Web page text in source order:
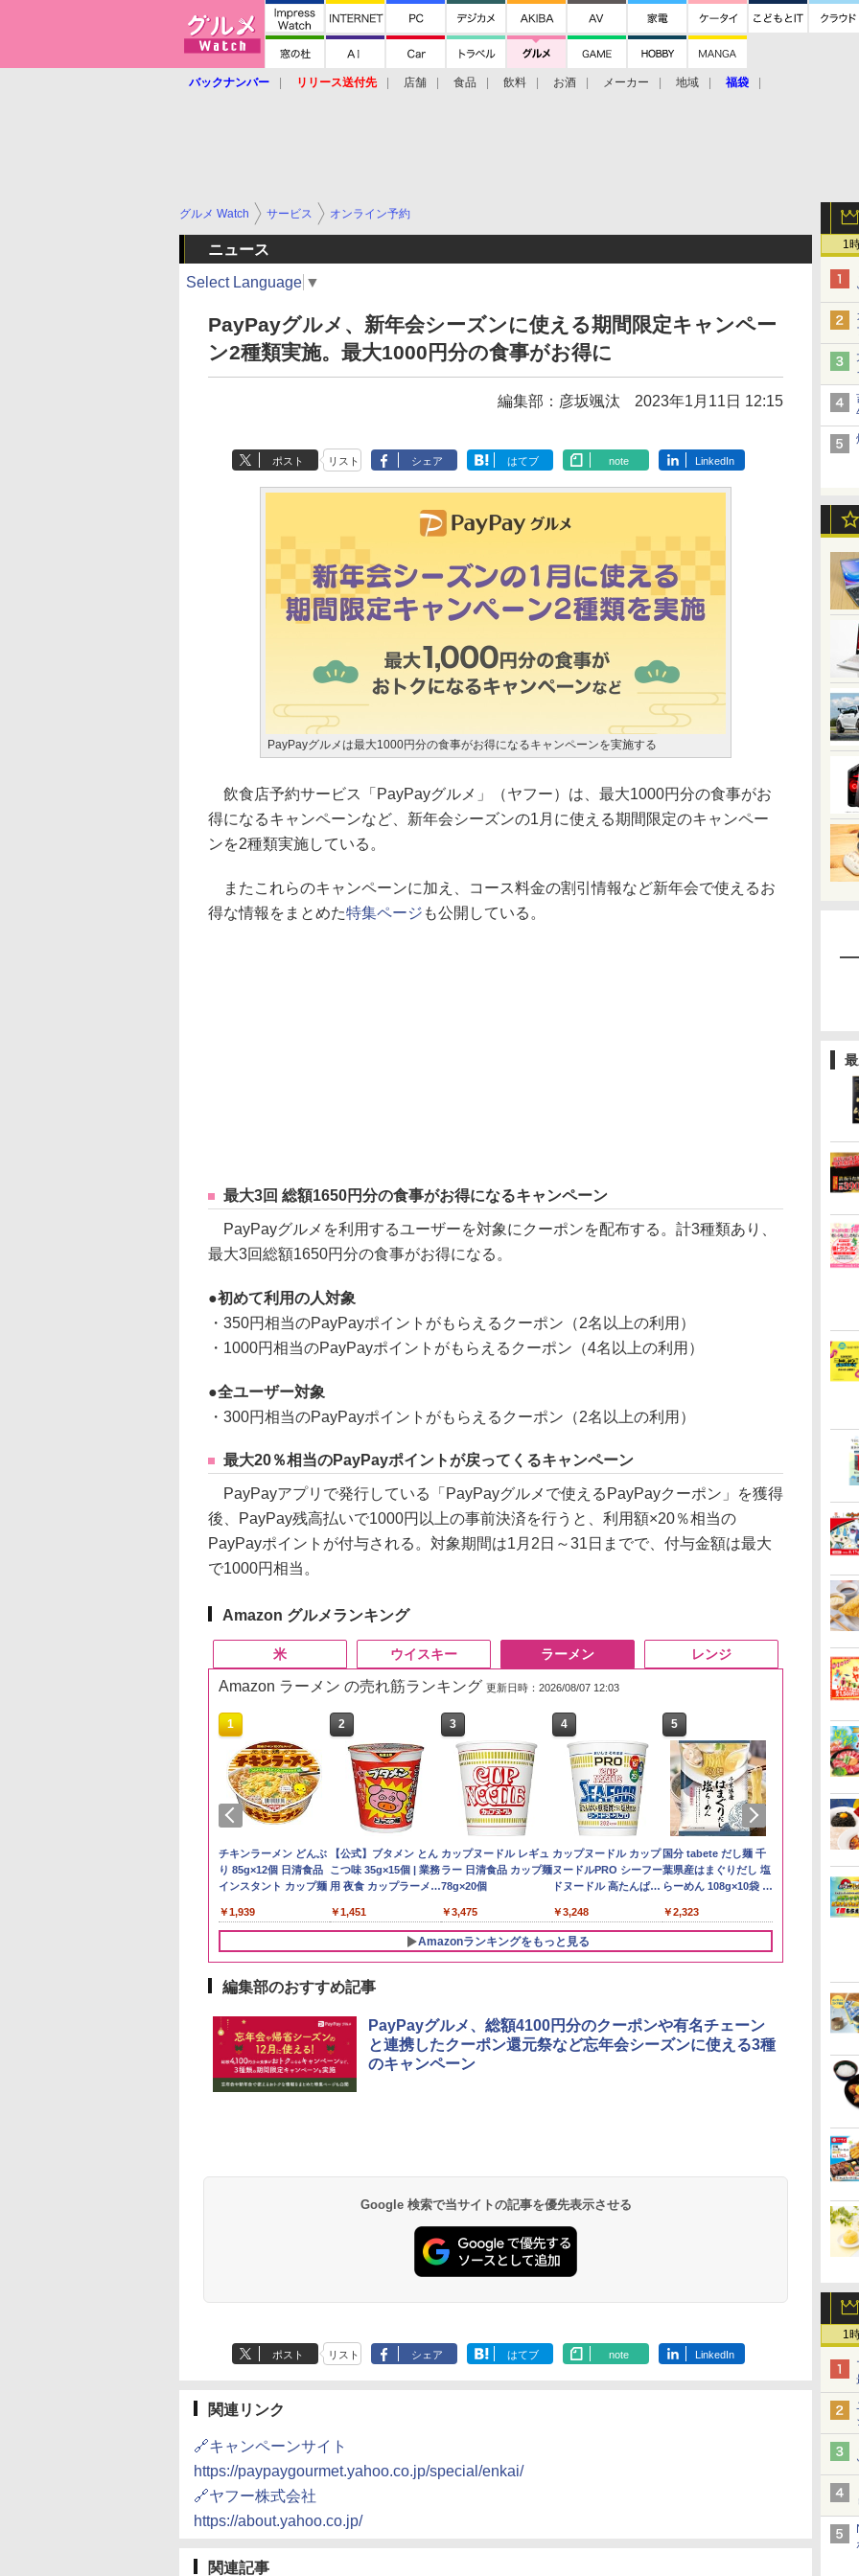
バックナンバー リリース送付先 店舗 食品 飲料 お酒 メーカー 地域 福袋
1
1
グルメ Watch サービス オンライン予約
ニュース
Select Language ▼
PayPayグルメ、新年会シーズンに使える期間限定キャンペー
ン2種類実施。最大1000円分の食事がお得に
編集部：彦坂颯汰 2023年1月11日 12:15
ポスト リスト シェア はてブ note LinkedIn
PayPayグルメは最大1000円分の食事がお得になるキャンペーンを実施する
飲食店予約サービス「PayPayグルメ」（ヤフー）は、最大1000円分の食事がお
得になるキャンペーンなど、新年会シーズンの1月に使える期間限定のキャンペー
ンを2種類実施している。
またこれらのキャンペーンに加え、コース料金の割引情報など新年会で使えるお
得な情報をまとめた特集ページ も公開している。
最大3回 総額1650円分の食事がお得になるキャンペーン
PayPayグルメを利用するユーザーを対象にクーポンを配布する。計3種類あり、
最大3回総額1650円分の食事がお得になる。
初めて利用の人対象
・350円相当のPayPayポイントがもらえるクーポン（2名以上の利用）
・1000円相当のPayPayポイントがもらえるクーポン（4名以上の利用）
全ユーザー対象
・300円相当のPayPayポイントがもらえるクーポン（2名以上の利用）
最大20％相当のPayPayポイントが戻ってくるキャンペーン
PayPayアプリで発行している「PayPayグルメで使えるPayPayクーポン」を獲得
後、PayPay残高払いで1000円以上の事前決済を行うと、利用額×20％相当の
PayPayポイントが付与される。対象期間は1月2日～31日までで、付与金額は最大
で1000円相当。
Amazon グルメランキング
米
1
by Amazon 国産ブレ
ンド米 精米 5kg
￥2,650
2
野沢農産 無洗米 青い流
るる コシヒカリ 5kg 長
野県産 令和7年産
￥3,980
3
by Amazon あきたこ
まちブレンド 無洗米
5kg
￥3,396
4
by Amazon 新潟県産
新潟のお米 無洗米 5kg
￥3,274
5
【在庫処分価格】もも
たろう印 無洗米 5kg
業務用 お米マイスター
￥2,680
新潟ケンベ
新潟県産に
き 5kg 令和7
ウイスキー
1
ブラックニッカ ニッカ
Nikka ウィスキー
4000ml ブラックニッ
【日本 アサヒ ウィスキ
ー】 大容量 お得 4リッ
トル
￥4,356
2
角瓶 2700ml サントリ
ー ウイスキー ハイボー
ル 大容量
￥6,054
3
角ハイボール
350ml×24本 サントリ
ー ウイスキー ハイボー
￥4,939
4
トリスウイスキー
4000ml サントリー 大
容量 4リットル
￥4,345
5
サントリー シングルモ
ルト ウイスキー 白州
Story of the Distillery
￥20,000
【数量限定
ザ・バレル
スキー500ml
日本 500ml ]
フト プレゼ
ラーメン
Amazon ラーメン の売れ筋ランキング 更新日時：2026/08/07 12:03
1
チキンラーメン どんぶ
り 85g×12個 日清食品
インスタント カップ麺
￥1,939
2
【公式】ブタメン とん
こつ味 35g×15個 | 業務
用 夜食 カップラーメン
スタント アウトドアに
も ローリングストック
大人買い おやつカンパ
￥1,451
3
カップヌードル レギュ
ラー 日清食品 カップ麺
78g×20個
￥3,475
4
カップヌードル カップ
ヌードルPRO シーフー
ドヌードル 高たんぱく
えめ 78g×12個
￥3,248
5
国分 tabete だし麺 千
葉県産はまぐりだし 塩
らーめん 108g×10袋 保
￥2,323
マルちゃん
ZUBAAAN!
醤油豚骨 3食
130g×3食
Amazonランキングをもっと見る
レンジ
1
し 二人暮らし フラット
2
ベクション 2段調理 ホ
￥32,800
15L 一人暮らし 二人暮
ットテーブル トースト
機能 自動メニュー33種
簡単お手入れ ブラック
YRZ-WF150TV(B)
￥26,130
4
窯ドーム ER-D80A(K)
理 フラットテーブル
電子レンジ 赤外線セン
サー ノンフライ調理
簡単お手入れ 小型 新
生活 一人暮らし 二人
￥34,546
5
XJ1-B ブラック 30L 2
パナソニッ
レンジ スチ
ロ 最高峰モ
細・64眼ス
サー 時短料
携 ブラック
UBS10D-K
￥118,000
編集部のおすすめ記事
PayPayグルメ、総額4100円分のクーポンや有名チェーン
と連携したクーポン還元祭など忘年会シーズンに使える3種
のキャンペーン
Google 検索で当サイトの記事を優先表示させる
ポスト リスト シェア はてブ note LinkedIn
関連リンク
🔗キャンペーンサイト
https://paypaygourmet.yahoo.co.jp/special/enkai/
🔗ヤフー株式会社
https://about.yahoo.co.jp/
関連記事